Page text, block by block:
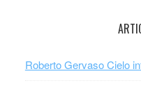
Roberto Gervaso Cielo